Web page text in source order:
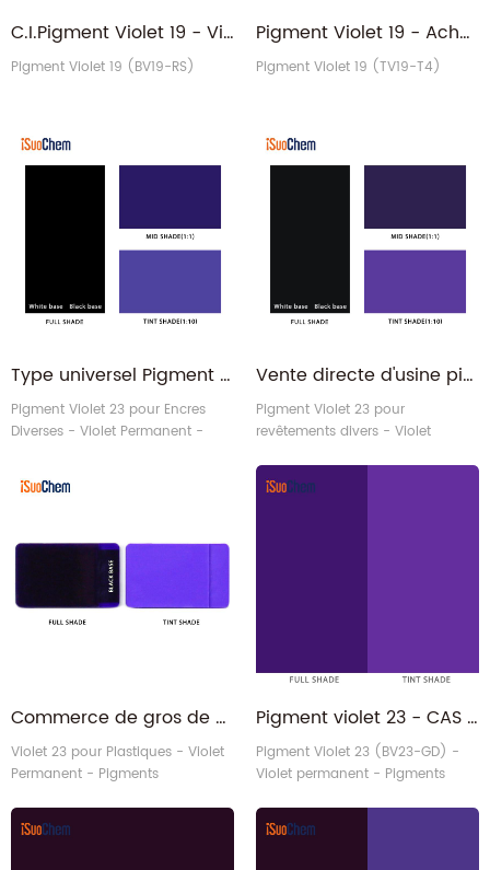
C.I.Pigment Violet 19 - Violet de quinacridone Teinte rougeâtre Pigment PV19
Pigment Violet 19 (BV19-RS)
Pigment Violet 19 - Acheter un fournisseur de pigments organiques résistant à la lumière PV19
Pigment Violet 19 (TV19-T4)
Type universel Pigment Violet 23 pour encres sérigraphiques Offset Flexo UV
Pigment Violet 23 pour Encres
Diverses - Violet Permanent -
Vente directe d'usine pigment organique Violet 23 pour les revêtements
Pigment Violet 23 pour
revêtements divers - Violet
organiques
Commerce de gros de pigments organiques Permanent Violet 23 pour les plastiques
Violet 23 pour Plastiques - Violet
Permanent - Pigments
Pigment violet 23 - CAS 6358-30-1 pigment organique violet permanent PV23
Pigment Violet 23 (BV23-GD) -
Violet permanent - Pigments